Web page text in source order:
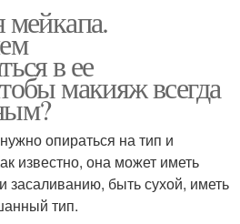
мейкапа.
в ее
макияж всегда
опираться на тип и
известно, она может иметь
засаливанию, быть сухой, иметь
тип.